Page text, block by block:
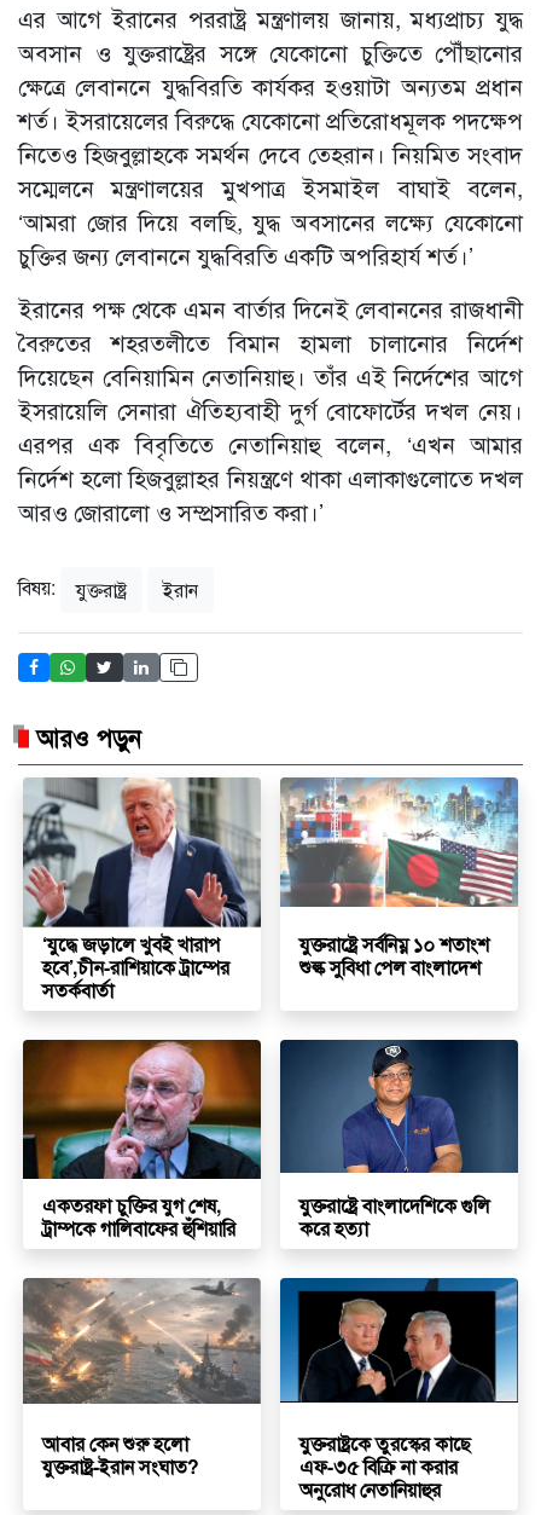
এর আগে ইরানের পররাষ্ট্র মন্ত্রণালয় জানায়, মধ্যপ্রাচ্য যুদ্ধ
অবসান ও যুক্তরাষ্ট্রের সঙ্গে যেকোনো চুক্তিতে পৌঁছানোর
ক্ষেত্রে লেবাননে যুদ্ধবিরতি কার্যকর হওয়াটা অন্যতম প্রধান
শর্ত। ইসরায়েলের বিরুদ্ধে যেকোনো প্রতিরোধমূলক পদক্ষেপ
নিতেও হিজবুল্লাহকে সমর্থন দেবে তেহরান। নিয়মিত সংবাদ
সম্মেলনে মন্ত্রণালয়ের মুখপাত্র ইসমাইল বাঘাই বলেন,
‘আমরা জোর দিয়ে বলছি, যুদ্ধ অবসানের লক্ষ্যে যেকোনো
চুক্তির জন্য লেবাননে যুদ্ধবিরতি একটি অপরিহার্য শর্ত।’
ইরানের পক্ষ থেকে এমন বার্তার দিনেই লেবাননের রাজধানী
বৈরুতের শহরতলীতে বিমান হামলা চালানোর নির্দেশ
দিয়েছেন বেনিয়ামিন নেতানিয়াহু। তাঁর এই নির্দেশের আগে
ইসরায়েলি সেনারা ঐতিহ্যবাহী দুর্গ বোফোর্টের দখল নেয়।
এরপর এক বিবৃতিতে নেতানিয়াহু বলেন, ‘এখন আমার
নির্দেশ হলো হিজবুল্লাহর নিয়ন্ত্রণে থাকা এলাকাগুলোতে দখল
আরও জোরালো ও সম্প্রসারিত করা।’
বিষয়: যুক্তরাষ্ট্র ইরান
আরও পড়ুন
‘যুদ্ধে জড়ালে খুবই খারাপ
হবে’,চীন-রাশিয়াকে ট্রাম্পের
সতর্কবার্তা
যুক্তরাষ্ট্রে সর্বনিম্ন ১০ শতাংশ
শুল্ক সুবিধা পেল বাংলাদেশ
একতরফা চুক্তির যুগ শেষ,
ট্রাম্পকে গালিবাফের হুঁশিয়ারি
যুক্তরাষ্ট্রে বাংলাদেশিকে গুলি
করে হত্যা
আবার কেন শুরু হলো
যুক্তরাষ্ট্র-ইরান সংঘাত?
যুক্তরাষ্ট্রকে তুরস্কের কাছে
এফ-৩৫ বিক্রি না করার
অনুরোধ নেতানিয়াহুর